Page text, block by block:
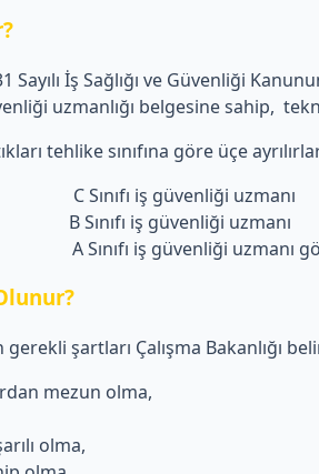
Sayılı İş Sağlığı ve Güvenliği
uzmanlığı belgesine sahip,
tehlike sınıfına göre üçe
iş güvenliği uzmanı
iş güvenliği uzmanı
iş güvenliği uzmanı
şartları Çalışma Bakanlığı
mezun olma,
olma,